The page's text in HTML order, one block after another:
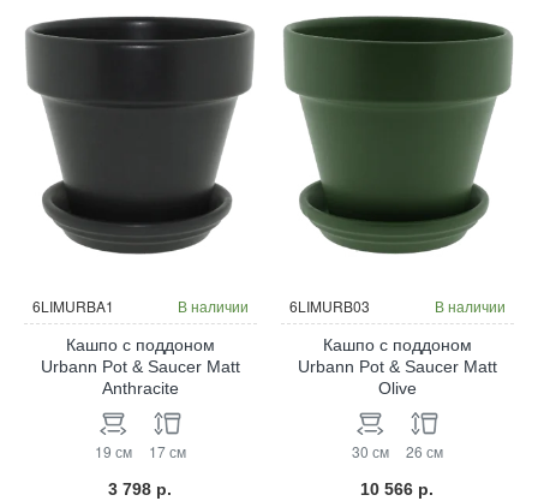
6LIMURBA1 В наличии
Кашпо с поддоном
Urbann Pot & Saucer Matt
Anthracite
19 см 17 см
3 798 р.
6LIMURB03 В наличии
Кашпо с поддоном
Urbann Pot & Saucer Matt
Olive
30 см 26 см
10 566 р.